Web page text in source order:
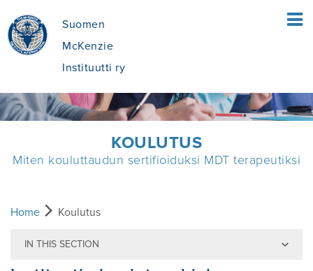
Suomen
McKenzie
Instituutti ry
HOME
POTILAAT
MIKÄ ON MCKENZIE MENETELMÄ®
TERAPIA® (MDT)?
TERAPEUTIT
KOULUTUS
Miten kouluttaudun sertifioiduksi MDT terapeutiksi
Koulutus
Home Koulutus
IN THIS SECTION